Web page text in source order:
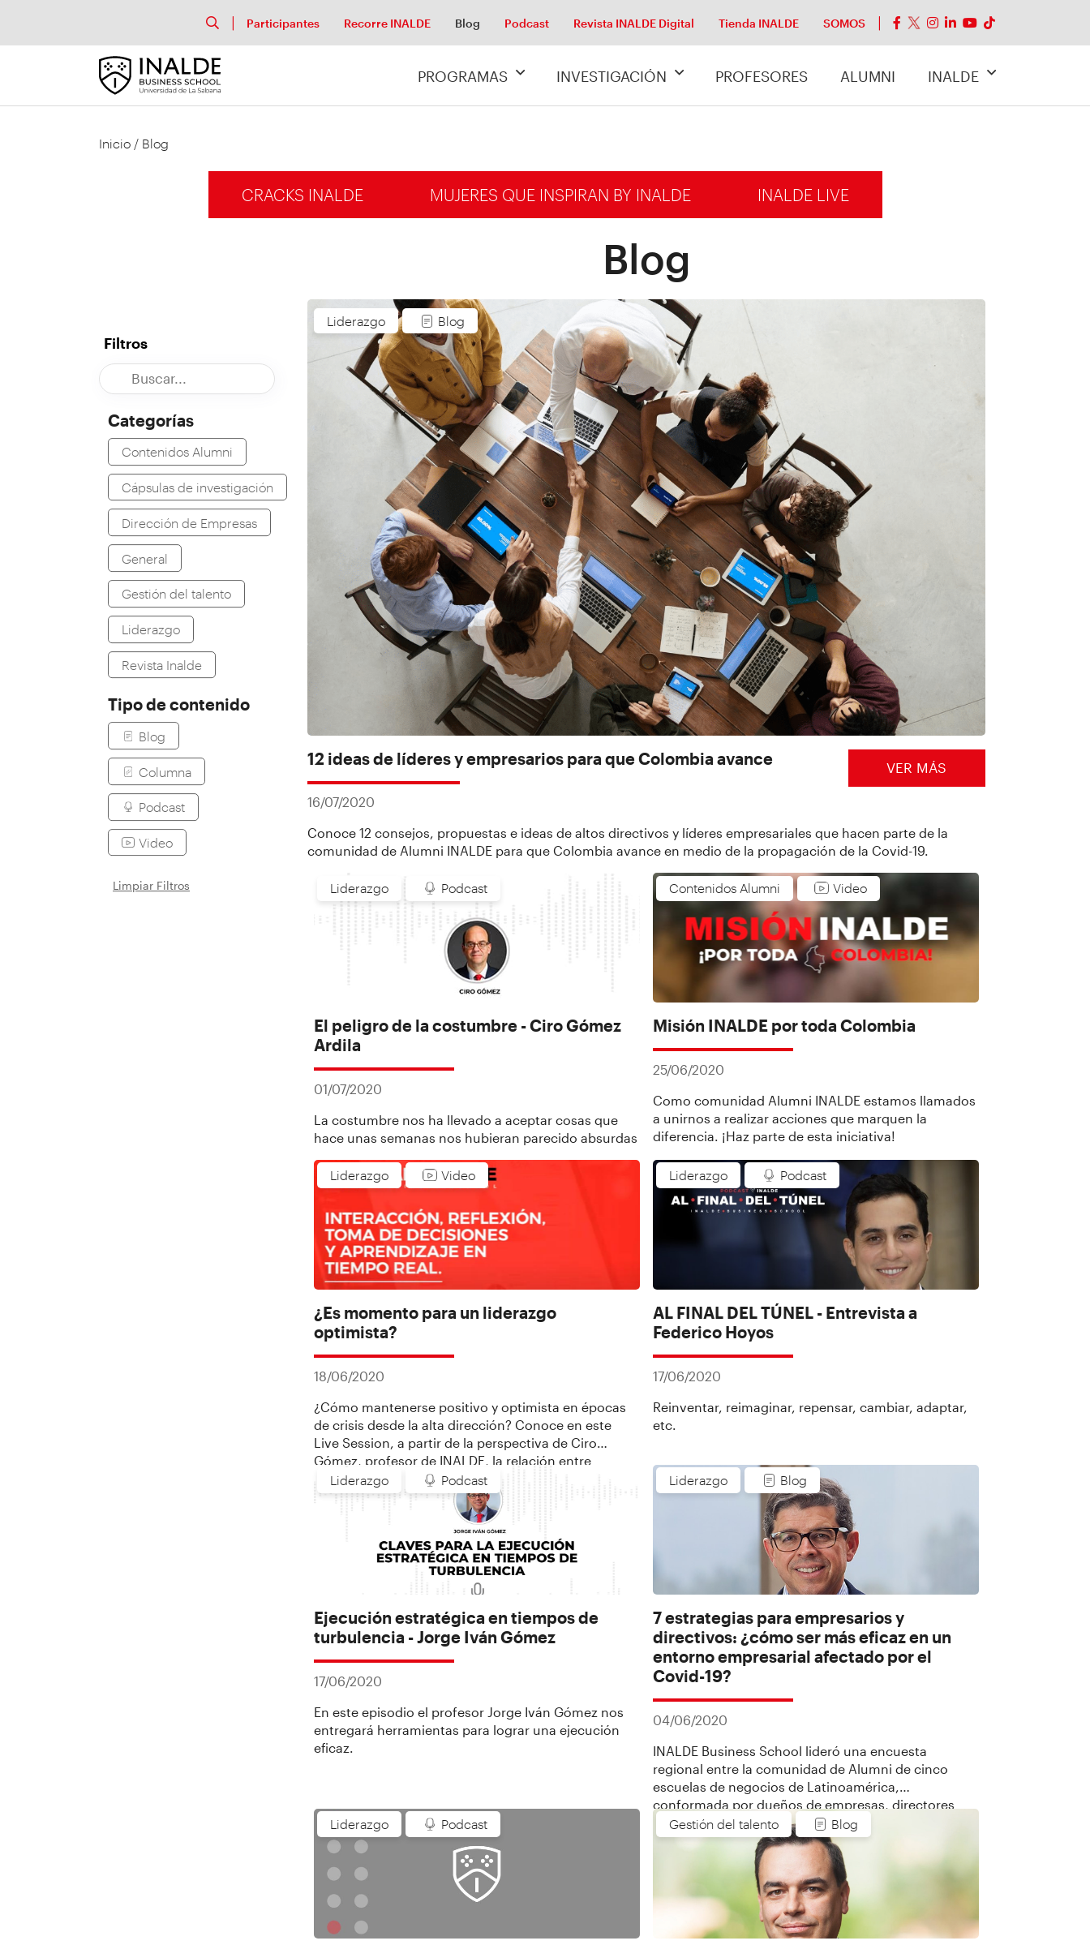
Participantes Recorre INALDE Blog Podcast Revista INALDE Digital Tienda INALDE SOMOS
PROGRAMAS INVESTIGACIÓN PROFESORES ALUMNI INALDE
Inicio / Blog
CRACKS INALDE MUJERES QUE INSPIRAN BY INALDE INALDE LIVE
Filtros
Categorías
Contenidos Alumni
Cápsulas de investigación
Dirección de Empresas
General
Gestión del talento
Liderazgo
Revista Inalde
Tipo de contenido
Blog
Columna
Podcast
Video
Limpiar Filtros
Blog
Liderazgo Blog
12 ideas de líderes y empresarios para que Colombia avance
16/07/2020
Conoce 12 consejos, propuestas e ideas de altos directivos y líderes empresariales que hacen parte de la
comunidad de Alumni INALDE para que Colombia avance en medio de la propagación de la Covid-19.
VER MÁS
Liderazgo Podcast
El peligro de la costumbre - Ciro Gómez
Ardila
01/07/2020
La costumbre nos ha llevado a aceptar cosas que
hace unas semanas nos hubieran parecido absurdas
Contenidos Alumni Video
Misión INALDE por toda Colombia
25/06/2020
Como comunidad Alumni INALDE estamos llamados
a unirnos a realizar acciones que marquen la
diferencia. ¡Haz parte de esta iniciativa!
Liderazgo Video
¿Es momento para un liderazgo
optimista?
18/06/2020
¿Cómo mantenerse positivo y optimista en épocas
de crisis desde la alta dirección? Conoce en este
Live Session, a partir de la perspectiva de Ciro
Gómez, profesor de INALDE, la relación entre
#optimismo y #liderazgo, qué es y qué no es el
optimismo, las diferencias entre una visión
pesimista, una realista y otra optimista y […]
Liderazgo Podcast
AL FINAL DEL TÚNEL - Entrevista a
Federico Hoyos
17/06/2020
Reinventar, reimaginar, repensar, cambiar, adaptar,
etc.
Liderazgo Podcast
Ejecución estratégica en tiempos de
turbulencia - Jorge Iván Gómez
17/06/2020
En este episodio el profesor Jorge Iván Gómez nos
entregará herramientas para lograr una ejecución
eficaz.
Liderazgo Blog
7 estrategias para empresarios y
directivos: ¿cómo ser más eficaz en un
entorno empresarial afectado por el
Covid-19?
04/06/2020
INALDE Business School lideró una encuesta
regional entre la comunidad de Alumni de cinco
escuelas de negocios de Latinoamérica,
conformada por dueños de empresas, directores
generales y directivos funcionales, sobre los
principales problemas y situaciones que más les
preocupan luego de la crisis económica y social
desatada por el Covid-19.
Liderazgo Podcast Gestión del talento Blog